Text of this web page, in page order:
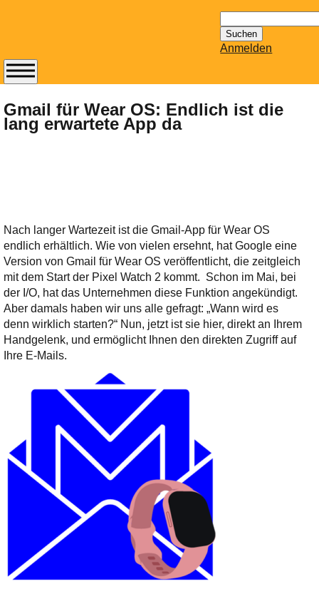
nach:
Anmelden
Gmail für Wear OS: Endlich ist die
lang erwartete App da
Nach langer Wartezeit ist die Gmail-App für Wear OS
endlich erhältlich. Wie von vielen ersehnt, hat Google eine
Version von Gmail für Wear OS veröffentlicht, die zeitgleich
mit dem Start der Pixel Watch 2 kommt. Schon im Mai, bei
der I/O, hat das Unternehmen diese Funktion angekündigt.
Aber damals haben wir uns alle gefragt: „Wann wird es
denn wirklich starten?“ Nun, jetzt ist sie hier, direkt an Ihrem
Handgelenk, und ermöglicht Ihnen den direkten Zugriff auf
Ihre E-Mails.
Abonnieren Sie den
14-tägig
erscheinenden
Newsletter von
bereithält!
Wie z.B. Outlook,
GMail, Thunderbird
oder auch
KuNoMail, usw.
Ihre E-Mail
Adresse:
E-Mail
E-Mail bestätigen